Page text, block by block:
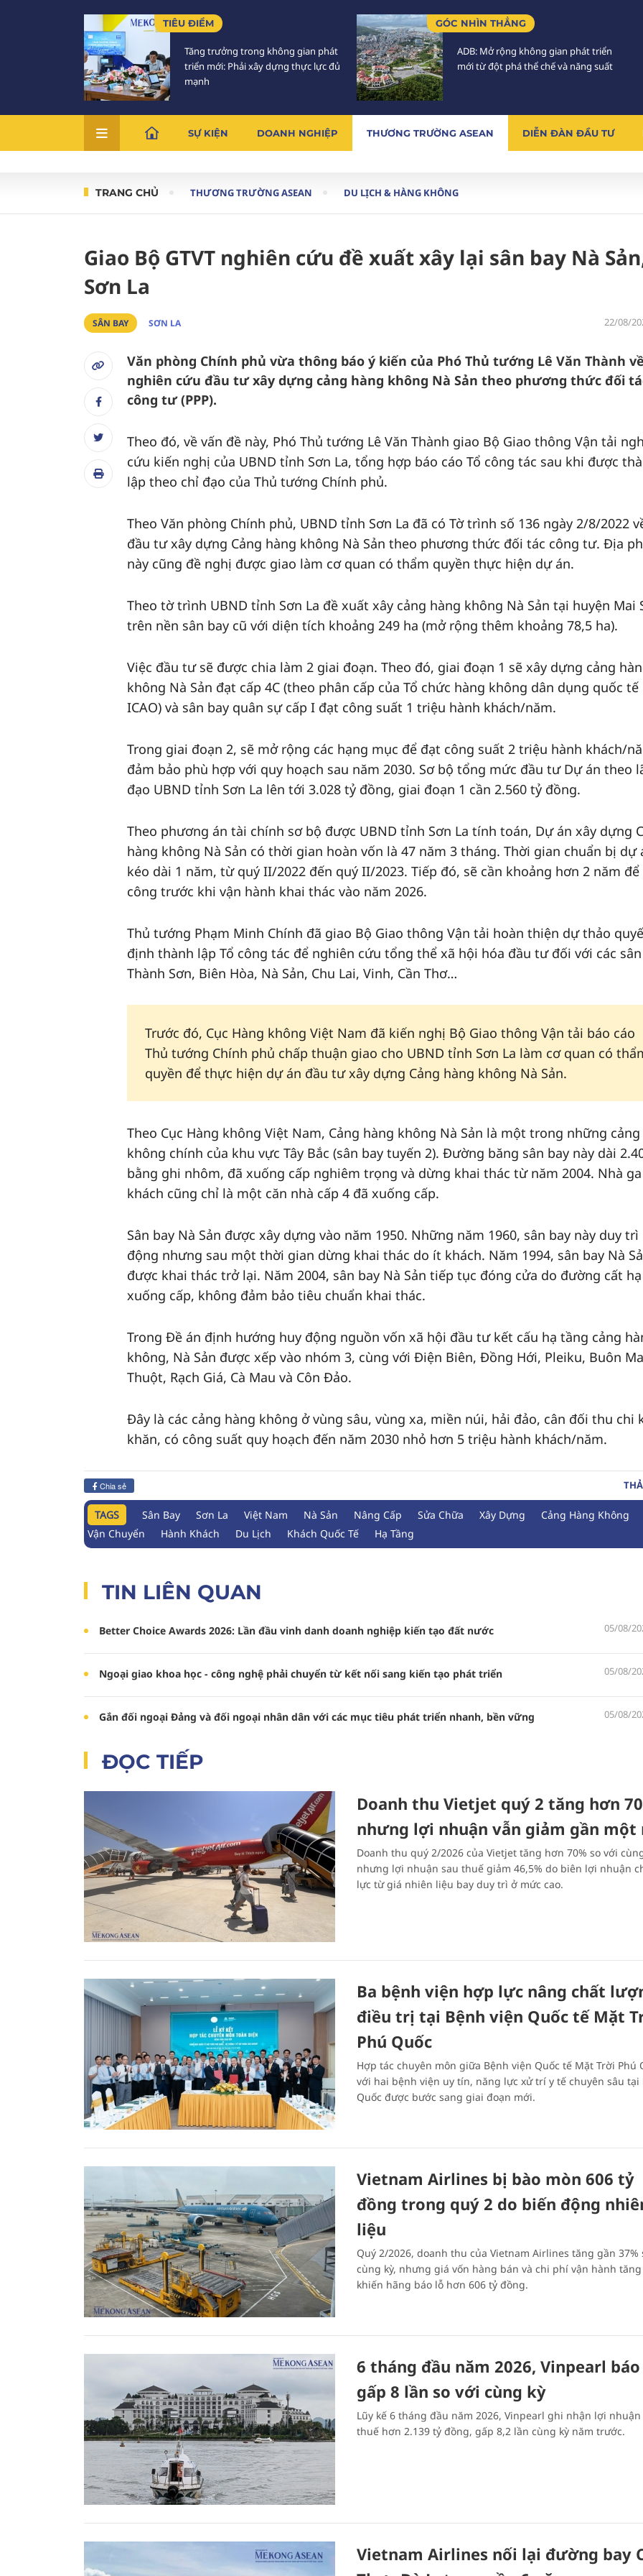
TIÊU ĐIỂM
Tăng trưởng trong không gian phát
triển mới: Phải xây dựng thực lực đủ
mạnh
GÓC NHÌN THẲNG
ADB: Mở rộng không gian phát triển
mới từ đột phá thể chế và năng suất
SỰ KIỆN DOANH NGHIỆP THƯƠNG TRƯỜNG ASEAN DIỄN ĐÀN ĐẦU TƯ
TRANG CHỦ THƯƠNG TRƯỜNG ASEAN DU LỊCH & HÀNG KHÔNG
Giao Bộ GTVT nghiên cứu đề xuất xây lại sân bay Nà
Sơn La
SÂN BAY SƠN LA 22/08/
Văn phòng Chính phủ vừa thông báo ý kiến của Phó Thủ tướng Lê Văn Thành
nghiên cứu đầu tư xây dựng cảng hàng không Nà Sản theo phương thức đối
công tư (PPP).
Theo đó, về vấn đề này, Phó Thủ tướng Lê Văn Thành giao Bộ Giao thông Vận tải
cứu kiến nghị của UBND tỉnh Sơn La, tổng hợp báo cáo Tổ công tác sau khi được
lập theo chỉ đạo của Thủ tướng Chính phủ.
Theo Văn phòng Chính phủ, UBND tỉnh Sơn La đã có Tờ trình số 136 ngày 2/8/2022
đầu tư xây dựng Cảng hàng không Nà Sản theo phương thức đối tác công tư. Địa
này cũng đề nghị được giao làm cơ quan có thẩm quyền thực hiện dự án.
Theo tờ trình UBND tỉnh Sơn La đề xuất xây cảng hàng không Nà Sản tại huyện Mai
trên nền sân bay cũ với diện tích khoảng 249 ha (mở rộng thêm khoảng 78,5 ha).
Việc đầu tư sẽ được chia làm 2 giai đoạn. Theo đó, giai đoạn 1 sẽ xây dựng cảng
không Nà Sản đạt cấp 4C (theo phân cấp của Tổ chức hàng không dân dụng quốc tế
ICAO) và sân bay quân sự cấp I đạt công suất 1 triệu hành khách/năm.
Trong giai đoạn 2, sẽ mở rộng các hạng mục để đạt công suất 2 triệu hành khách/
đảm bảo phù hợp với quy hoạch sau năm 2030. Sơ bộ tổng mức đầu tư Dự án theo
đạo UBND tỉnh Sơn La lên tới 3.028 tỷ đồng, giai đoạn 1 cần 2.560 tỷ đồng.
Theo phương án tài chính sơ bộ được UBND tỉnh Sơn La tính toán, Dự án xây dựng
hàng không Nà Sản có thời gian hoàn vốn là 47 năm 3 tháng. Thời gian chuẩn bị dự
kéo dài 1 năm, từ quý II/2022 đến quý II/2023. Tiếp đó, sẽ cần khoảng hơn 2 năm
công trước khi vận hành khai thác vào năm 2026.
Thủ tướng Phạm Minh Chính đã giao Bộ Giao thông Vận tải hoàn thiện dự thảo
định thành lập Tổ công tác để nghiên cứu tổng thể xã hội hóa đầu tư đối với các
Thành Sơn, Biên Hòa, Nà Sản, Chu Lai, Vinh, Cần Thơ…
Trước đó, Cục Hàng không Việt Nam đã kiến nghị Bộ Giao thông Vận tải báo cáo
Thủ tướng Chính phủ chấp thuận giao cho UBND tỉnh Sơn La làm cơ quan có
quyền để thực hiện dự án đầu tư xây dựng Cảng hàng không Nà Sản.
Theo Cục Hàng không Việt Nam, Cảng hàng không Nà Sản là một trong những
không chính của khu vực Tây Bắc (sân bay tuyến 2). Đường băng sân bay này dài
bằng ghi nhôm, đã xuống cấp nghiêm trọng và dừng khai thác từ năm 2004. Nhà
khách cũng chỉ là một căn nhà cấp 4 đã xuống cấp.
Sân bay Nà Sản được xây dựng vào năm 1950. Những năm 1960, sân bay này duy trì
động nhưng sau một thời gian dừng khai thác do ít khách. Năm 1994, sân bay Nà
được khai thác trở lại. Năm 2004, sân bay Nà Sản tiếp tục đóng cửa do đường cất
xuống cấp, không đảm bảo tiêu chuẩn khai thác.
Trong Đề án định hướng huy động nguồn vốn xã hội đầu tư kết cấu hạ tầng cảng
không, Nà Sản được xếp vào nhóm 3, cùng với Điện Biên, Đồng Hới, Pleiku, Buôn Ma
Thuột, Rạch Giá, Cà Mau và Côn Đảo.
Đây là các cảng hàng không ở vùng sâu, vùng xa, miền núi, hải đảo, cân đối thu chi
khăn, có công suất quy hoạch đến năm 2030 nhỏ hơn 5 triệu hành khách/năm.
Chia sẻ
TAGS Sân Bay Sơn La Việt Nam Nà Sản Nâng Cấp Sửa Chữa Xây Dựng
Cảng Hàng Không
Vận Chuyển
Hành Khách Du Lịch Khách Quốc Tế Hạ Tầng
TIN LIÊN QUAN
Better Choice Awards 2026: Lần đầu vinh danh doanh nghiệp kiến tạo đất nước 05/08/
Ngoại giao khoa học - công nghệ phải chuyển từ kết nối sang kiến tạo phát triển 05/08/
Gắn đối ngoại Đảng và đối ngoại nhân dân với các mục tiêu phát triển nhanh, bền vững 05/08/
ĐỌC TIẾP
Doanh thu Vietjet quý 2 tăng hơn
nhưng lợi nhuận vẫn giảm gần một
Doanh thu quý 2/2026 của Vietjet tăng hơn 70% so với
nhưng lợi nhuận sau thuế giảm 46,5% do biên lợi nhuận
lực từ giá nhiên liệu bay duy trì ở mức cao.
Ba bệnh viện hợp lực nâng chất
điều trị tại Bệnh viện Quốc tế Mặt
Phú Quốc
Hợp tác chuyên môn giữa Bệnh viện Quốc tế Mặt Trời Phú
với hai bệnh viện uy tín, năng lực xử trí y tế chuyên sâu tại
Quốc được bước sang giai đoạn mới.
Vietnam Airlines bị bào mòn 606 tỷ
đồng trong quý 2 do biến động
liệu
Quý 2/2026, doanh thu của Vietnam Airlines tăng gần 37%
cùng kỳ, nhưng giá vốn hàng bán và chi phí vận hành
khiến hãng báo lỗ hơn 606 tỷ đồng.
6 tháng đầu năm 2026, Vinpearl
gấp 8 lần so với cùng kỳ
Lũy kế 6 tháng đầu năm 2026, Vinpearl ghi nhận lợi nhuận
thuế hơn 2.139 tỷ đồng, gấp 8,2 lần cùng kỳ năm trước.
Vietnam Airlines nối lại đường bay